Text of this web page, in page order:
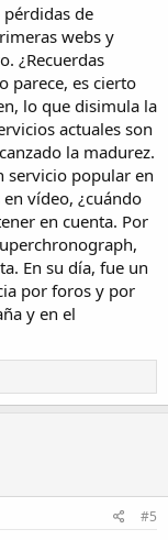
de
webs y
¿Recuerdas
parece, es cierto
lo que disimula la
actuales son
la madurez.
servicio popular en
vídeo, ¿cuándo
en cuenta. Por
En su día, fue un
por foros y por
y en el
#5